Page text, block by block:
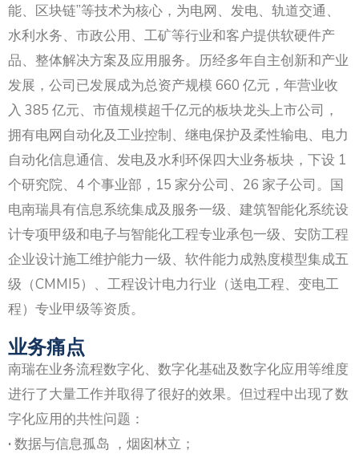
能、区块链”等技术为核心，为电网、发电、轨道交通、
水利水务、市政公用、工矿等行业和客户提供软硬件产
品、整体解决方案及应用服务。历经多年自主创新和产业
发展，公司已发展成为总资产规模 660 亿元，年营业收
入 385 亿元、市值规模超千亿元的板块龙头上市公司，
拥有电网自动化及工业控制、继电保护及柔性输电、电力
自动化信息通信、发电及水利环保四大业务板块，下设 1
个研究院、4 个事业部，15 家分公司、26 家子公司。国
电南瑞具有信息系统集成及服务一级、建筑智能化系统设
计专项甲级和电子与智能化工程专业承包一级、安防工程
企业设计施工维护能力一级、软件能力成熟度模型集成五
级（CMMI5）、工程设计电力行业（送电工程、变电工
程）专业甲级等资质。
业务痛点
南瑞在业务流程数字化、数字化基础及数字化应用等维度
进行了大量工作并取得了很好的效果。但过程中出现了数
字化应用的共性问题：
· 数据与信息孤岛 ，烟囱林立；